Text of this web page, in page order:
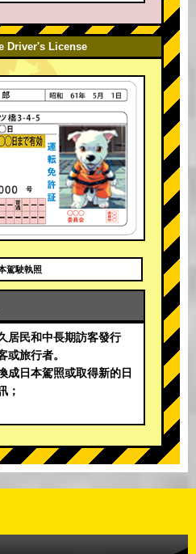
Driver's License
駕駛執照
居民和中長期訪客發行
或旅行者。
成日本駕照或取得新的日
；